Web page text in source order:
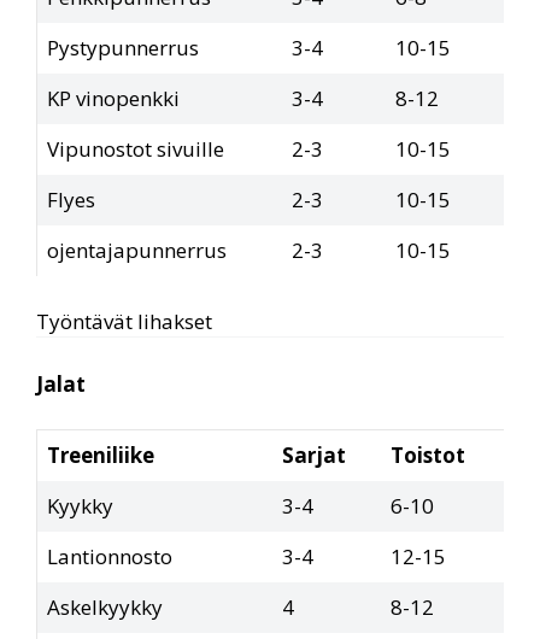
Pystypunnerrus
3-4
10-15
KP vinopenkki
3-4
8-12
Vipunostot sivuille
2-3
10-15
Flyes
2-3
10-15
ojentajapunnerrus
2-3 10-15
Työntävät lihakset
Jalat
Treeniliike Sarjat
Toistot
Kyykky
3-4
6-10
Lantionnosto
3-4
12-15
Askelkyykky
4
8-12